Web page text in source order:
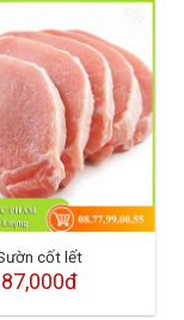
cốt lết
87,000đ